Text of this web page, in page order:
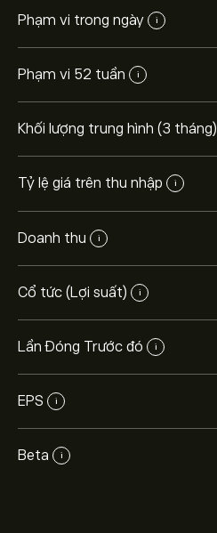
Phạm vi trong ngày i
Phạm vi 52 tuần i
Khối lượng trung hình (3 tháng)
Tỷ lệ giá trên thu nhập i
Doanh thu i
Cổ tức (Lợi suất) i
Lần Đóng Trước đó i
EPS i
Beta i